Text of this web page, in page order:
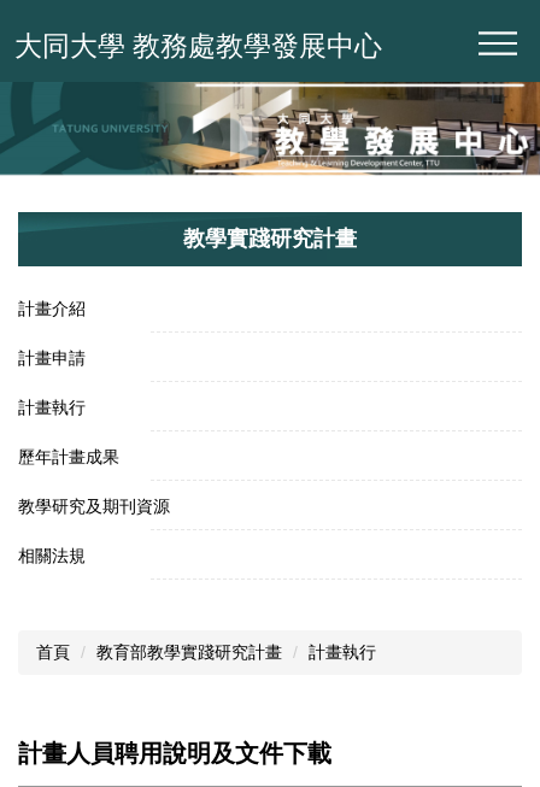
到
容
大同大學 教務處教學發展中心
教學實踐研究計畫
計畫介紹
計畫申請
計畫執行
歷年計畫成果
教學研究及期刊資源
相關法規
首頁 教育部教學實踐研究計畫 計畫執行
計畫人員聘用說明及文件下載